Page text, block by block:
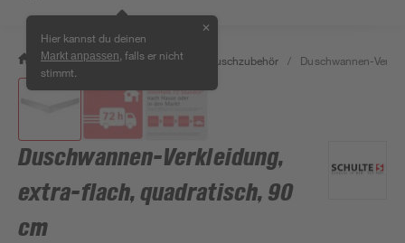
Hier kannst du deinen
Markt anpassen , falls er nicht
stimmt.
✕
/ Bad & Sanitär / Duschen Duschzubehör / Duschwannen-
Duschwannen-Verkleidung,
extra-flach, quadratisch, 90
cm